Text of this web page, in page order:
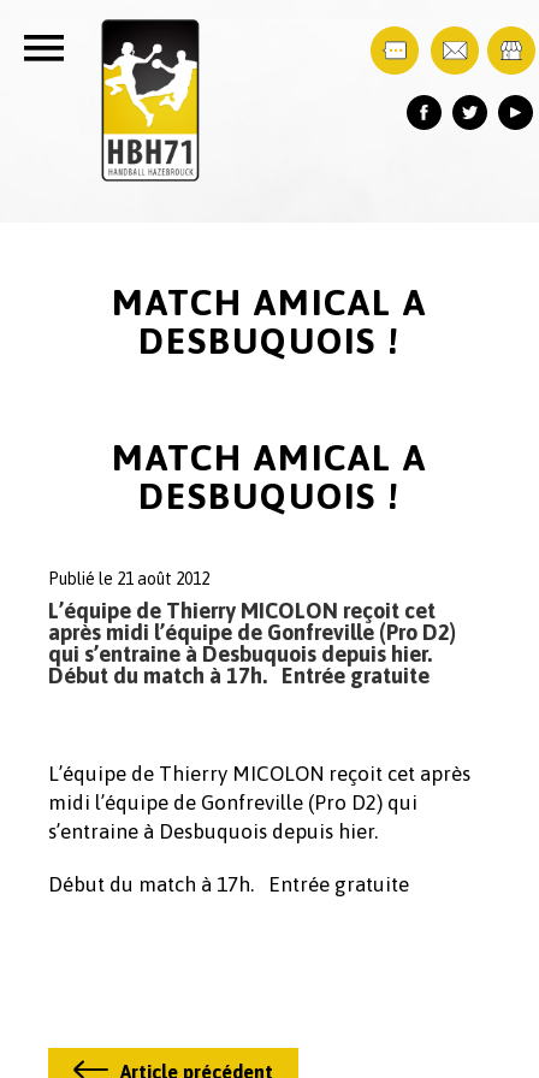
MATCH AMICAL A
DESBUQUOIS !
MATCH AMICAL A
DESBUQUOIS !
Publié le 21 août 2012
L’équipe de Thierry MICOLON reçoit cet
après midi l’équipe de Gonfreville (Pro D2)
qui s’entraine à Desbuquois depuis hier.
Début du match à 17h. Entrée gratuite
L’équipe de Thierry MICOLON reçoit cet après
midi l’équipe de Gonfreville (Pro D2) qui
s’entraine à Desbuquois depuis hier.
Début du match à 17h. Entrée gratuite
Article précédent